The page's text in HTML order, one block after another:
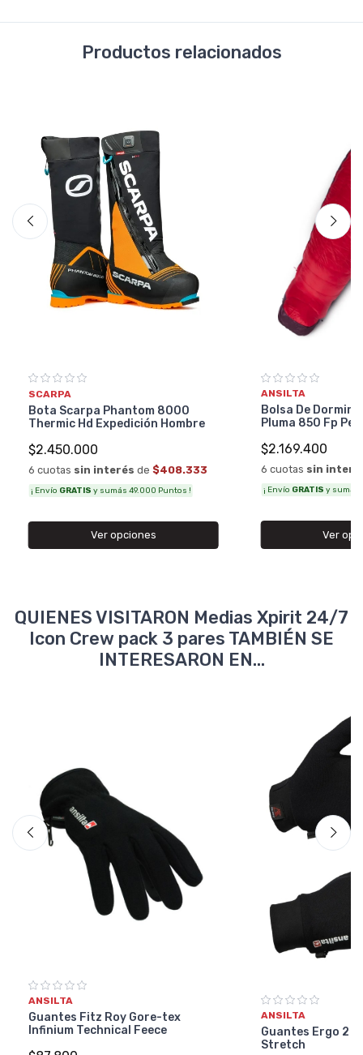
Productos relacionados
SCARPA
Bota Scarpa Phantom 8000
Thermic Hd Expedición Hombre
$2.450.000
6 cuotas sin interés de $408.333
¡ Envío GRATIS y sumás 49.000 Puntos !
Ver opciones
ANSILTA
Bolsa De Dormir
Pluma 850 Fp
$2.169.400
6 cuotas sin
¡ Envío GRATIS y sumás
Ver
QUIENES VISITARON Medias Xpirit 24/7
Icon Crew pack 3 pares TAMBIÉN SE
INTERESARON EN...
ANSILTA
Guantes Fitz Roy Gore-tex
Infinium Technical Feece
ANSILTA
Guantes Ergo 2
Stretch